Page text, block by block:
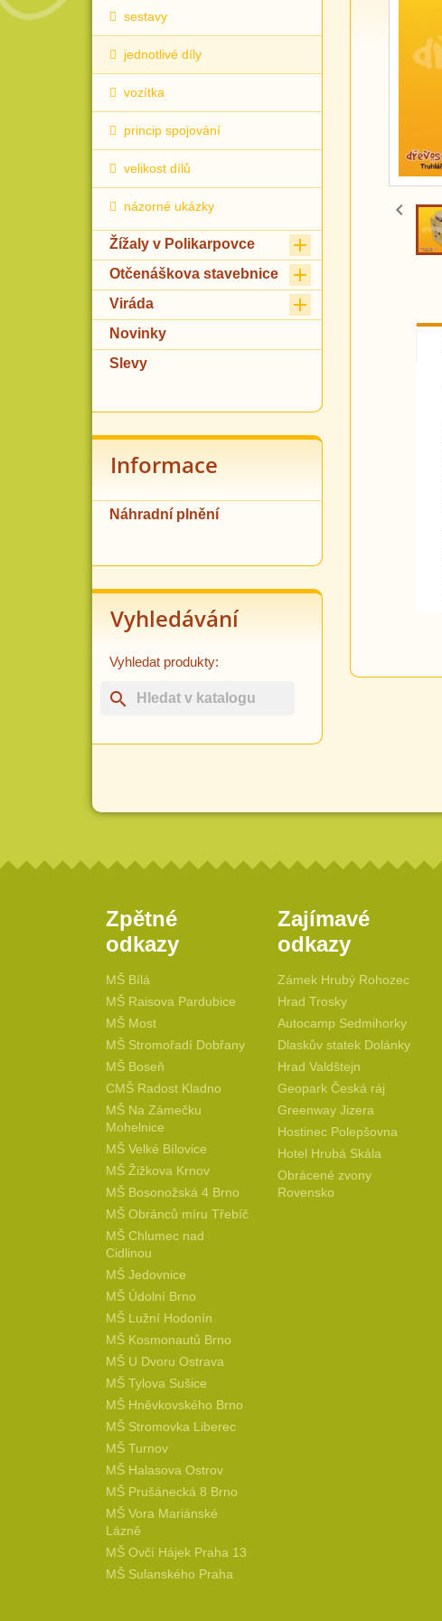
sestavy
jednotlivé díly
vozítka
princip spojování
velikost dílů
názorné ukázky
Žížaly v Polikarpovce 
Otčenáškova stavebnice 
Viráda 
Novinky
Slevy
Informace
Náhradní plnění
Vyhledávání
Vyhledat produkty:
search

Zpětné
odkazy
MŠ Bílá
MŠ Raisova Pardubice
MŠ Most
MŠ Stromořadí Dobřany
MŠ Boseň
CMŠ Radost Kladno
MŠ Na Zámečku
Mohelnice
MŠ Velké Bílovice
MŠ Žižkova Krnov
MŠ Bosonožská 4 Brno
MŠ Obránců míru Třebíč
MŠ Chlumec nad
Cidlinou
MŠ Jedovnice
MŠ Údolní Brno
MŠ Lužní Hodonín
MŠ Kosmonautů Brno
MŠ U Dvoru Ostrava
MŠ Tylova Sušice
MŠ Hněvkovského Brno
MŠ Stromovka Liberec
MŠ Turnov
MŠ Halasova Ostrov
MŠ Prušánecká 8 Brno
MŠ Vora Mariánské
Lázně
MŠ Ovčí Hájek Praha 13
MŠ Sulanského Praha
Zajímavé
odkazy
Zámek Hrubý Rohozec
Hrad Trosky
Autocamp Sedmihorky
Dlaskův statek Dolánky
Hrad Valdštejn
Geopark Česká ráj
Greenway Jizera
Hostinec Polepšovna
Hotel Hrubá Skála
Obrácené zvony
Rovensko